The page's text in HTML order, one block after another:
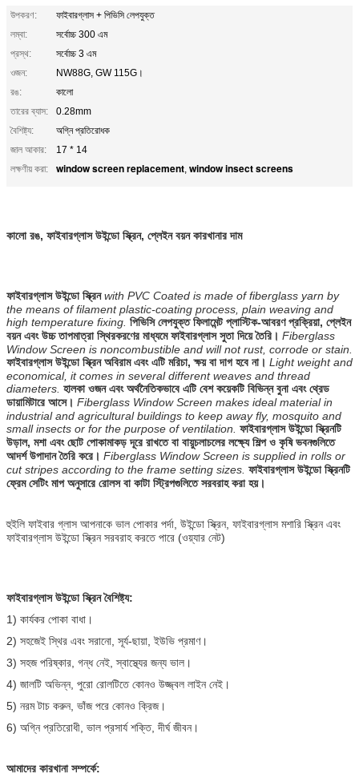
উপকরণ:
ফাইবারগ্লাস + পিভিসি লেপযুক্ত
লম্বা:
সর্বোচ্চ 300 এম
প্রস্থ:
সর্বোচ্চ 3 এম
ওজন:
NW88G, GW 115G।
রঙ:
কালো
তারের ব্যাস:
0.28mm
বৈশিষ্ট্য:
অগ্নি প্রতিরোধক
জাল আকার:
17 * 14
লক্ষণীয় করা:
window screen replacement, window insect screens
কালো রঙ, ফাইবারগ্লাস উইন্ডো স্ক্রিন, প্লেইন বয়ন কারখানার দাম
ফাইবারগ্লাস উইন্ডো স্ক্রিন with PVC Coated is made of fiberglass yarn by
the means of filament plastic-coating process, plain weaving and
high temperature fixing. পিভিসি লেপযুক্ত ফিলামেন্ট প্লাস্টিক-আবরণ প্রক্রিয়া, প্লেইন
বয়ন এবং উচ্চ তাপমাত্রা স্থিরকরণের মাধ্যমে ফাইবারগ্লাস সুতা দিয়ে তৈরি। Fiberglass
Window Screen is noncombustible and will not rust, corrode or stain.
ফাইবারগ্লাস উইন্ডো স্ক্রিন অবিরাম এবং এটি মরিচা, ক্ষয় বা দাগ হবে না। Light weight and
economical, it comes in several different weaves and thread
diameters. হালকা ওজন এবং অর্থনৈতিকভাবে এটি বেশ কয়েকটি বিভিন্ন বুনা এবং থ্রেড
ডায়ামিটারে আসে। Fiberglass Window Screen makes ideal material in
industrial and agricultural buildings to keep away fly, mosquito and
small insects or for the purpose of ventilation. ফাইবারগ্লাস উইন্ডো স্ক্রিনটি
উড়াল, মশা এবং ছোট পোকামাকড় দূরে রাখতে বা বায়ুচলাচলের লক্ষ্যে শিল্প ও কৃষি ভবনগুলিতে
আদর্শ উপাদান তৈরি করে। Fiberglass Window Screen is supplied in rolls or
cut stripes according to the frame setting sizes. ফাইবারগ্লাস উইন্ডো স্ক্রিনটি
ফ্রেম সেটিং মাপ অনুসারে রোলস বা কাটা স্ট্রিপগুলিতে সরবরাহ করা হয়।
হুইলি ফাইবার গ্লাস আপনাকে ভাল পোকার পর্দা, উইন্ডো স্ক্রিন, ফাইবারগ্লাস মশারি স্ক্রিন এবং
ফাইবারগ্লাস উইন্ডো স্ক্রিন সরবরাহ করতে পারে (ওয়্যার নেট)
ফাইবারগ্লাস উইন্ডো স্ক্রিন বৈশিষ্ট্য:
1) কার্যকর পোকা বাধা।
2) সহজেই স্থির এবং সরানো, সূর্য-ছায়া, ইউভি প্রমাণ।
3) সহজ পরিষ্কার, গন্ধ নেই, স্বাস্থ্যের জন্য ভাল।
4) জালটি অভিন্ন, পুরো রোলটিতে কোনও উজ্জ্বল লাইন নেই।
5) নরম টাচ করুন, ভাঁজ পরে কোনও ক্রিজ।
6) অগ্নি প্রতিরোধী, ভাল প্রসার্য শক্তি, দীর্ঘ জীবন।
আমাদের কারখানা সম্পর্কে: